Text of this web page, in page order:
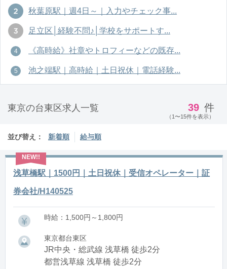
秋葉原駅｜週4日～｜入力やチェック事...
足立区│経験不問♪│学校をサポートす...
《高時給》社章やトロフィーなどの既存...
池之端駅｜高時給｜土日祝休｜電話経験...
東京の台東区求人一覧 39 件
（1〜15件を表示）
並び替え： 新着順 給与順
浅草橋駅｜1500円｜土日祝休｜受信オペレーター｜証
券会社/H140525
時給：1,500円～1,800円
東京都台東区
JR中央・総武線 浅草橋 徒歩2分
都営浅草線 浅草橋 徒歩2分